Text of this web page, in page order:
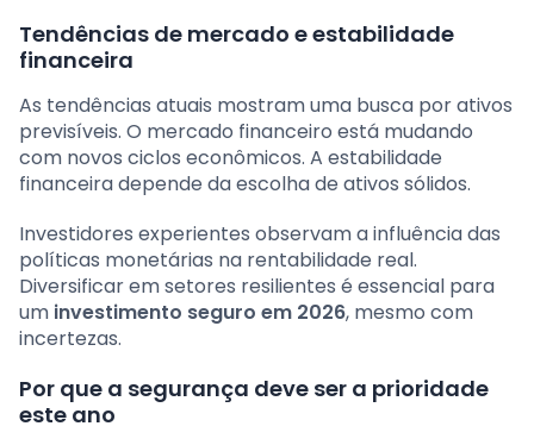
Tendências de mercado e estabilidade
financeira
As tendências atuais mostram uma busca por ativos
previsíveis. O mercado financeiro está mudando
com novos ciclos econômicos. A estabilidade
financeira depende da escolha de ativos sólidos.
Investidores experientes observam a influência das
políticas monetárias na rentabilidade real.
Diversificar em setores resilientes é essencial para
um investimento seguro em 2026, mesmo com
incertezas.
Por que a segurança deve ser a prioridade
este ano